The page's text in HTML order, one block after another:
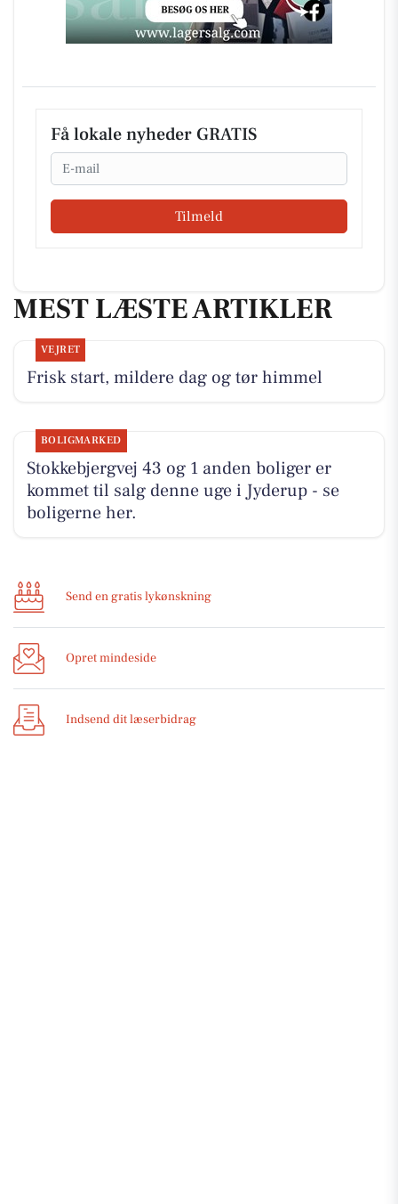
Få lokale nyheder GRATIS
Email
Tilmeld
MEST LÆSTE ARTIKLER
VEJRET
Frisk start, mildere dag og tør himmel
BOLIGMARKED
Stokkebjergvej 43 og 1 anden boliger er
kommet til salg denne uge i Jyderup - se
boligerne her.
Send en gratis lykønskning
Opret mindeside
Indsend dit læserbidrag